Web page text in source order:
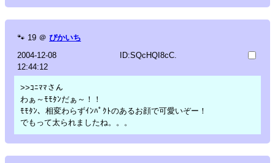
🐾 19 ＠ ぴかいち
2004-12-08
12:44:12
ID:SQcHQI8cC.
>>ｺﾆﾏﾏさん
わぁ～ﾓﾓﾀﾝだぁ～！！
ﾓﾓﾀﾝ、相変わらずｲﾝﾊﾟｸﾄのあるお顔で可愛いぞー！
でもって太られましたね。。。